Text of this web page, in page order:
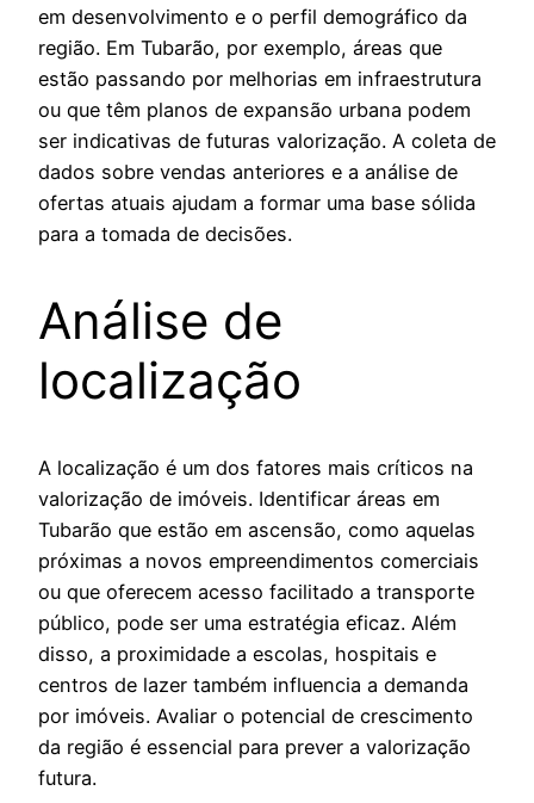
em desenvolvimento e o perfil demográfico da
região. Em Tubarão, por exemplo, áreas que
estão passando por melhorias em infraestrutura
ou que têm planos de expansão urbana podem
ser indicativas de futuras valorização. A coleta de
dados sobre vendas anteriores e a análise de
ofertas atuais ajudam a formar uma base sólida
para a tomada de decisões.
Análise de
localização
A localização é um dos fatores mais críticos na
valorização de imóveis. Identificar áreas em
Tubarão que estão em ascensão, como aquelas
próximas a novos empreendimentos comerciais
ou que oferecem acesso facilitado a transporte
público, pode ser uma estratégia eficaz. Além
disso, a proximidade a escolas, hospitais e
centros de lazer também influencia a demanda
por imóveis. Avaliar o potencial de crescimento
da região é essencial para prever a valorização
futura.